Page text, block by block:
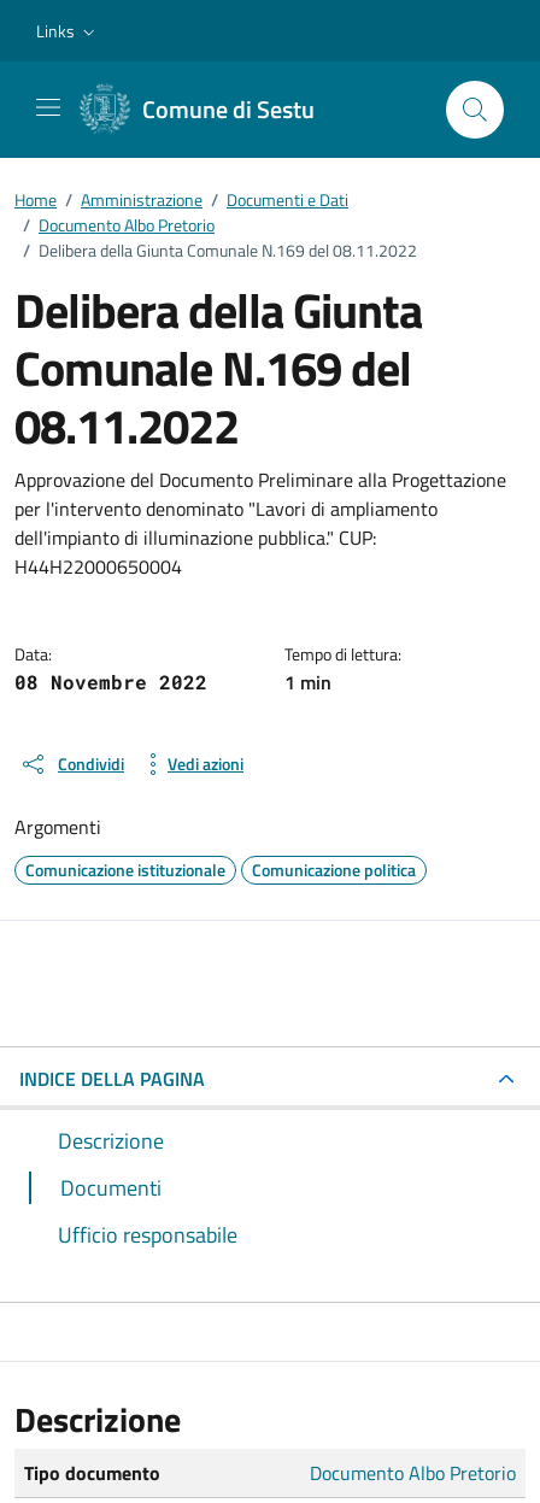
Links
Comune di Sestu
Home / Amministrazione / Documenti e Dati
/ Documento Albo Pretorio
/ Delibera della Giunta Comunale N.169 del 08.11.2022
Delibera della Giunta
Comunale N.169 del
08.11.2022
Dettagli del documento
Approvazione del Documento Preliminare alla Progettazione
per l'intervento denominato "Lavori di ampliamento
dell'impianto di illuminazione pubblica." CUP:
H44H22000650004
Data:
08 Novembre 2022
Tempo di lettura:
1 min
Condividi Vedi azioni
Argomenti
Comunicazione istituzionale Comunicazione politica
INDICE DELLA PAGINA
Descrizione
Documenti
Ufficio responsabile
Descrizione
Tipo documento
Documento Albo Pretorio